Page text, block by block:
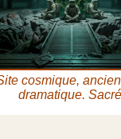
cosmique,
dramatique.